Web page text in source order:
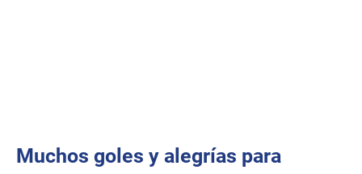
Muchos goles y alegrías para